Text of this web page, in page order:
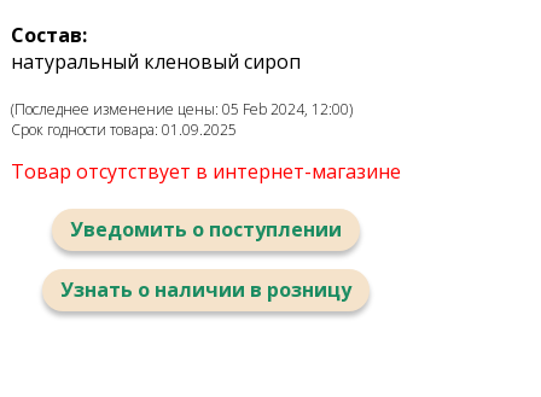
Состав:
натуральный кленовый сироп
(Последнее изменение цены: 05 Feb 2024, 12:00)
Срок годности товара: 01.09.2025
Товар отсутствует в интернет-магазине
Уведомить о поступлении
Узнать о наличии в розницу